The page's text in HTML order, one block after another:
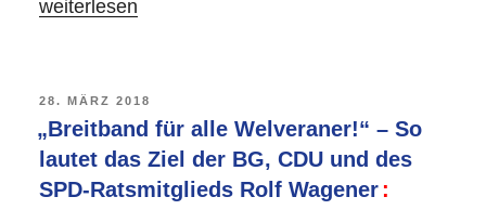
„Einladung
offenen
Informations-
und
Diskussionsveranstaltung
weiterlesen
VERÖFFENTLICHT
AM
28. MÄRZ 2018
„Breitband für alle Welveraner!“ – So
lautet das Ziel der BG, CDU und des
SPD-Ratsmitglieds Rolf Wagener